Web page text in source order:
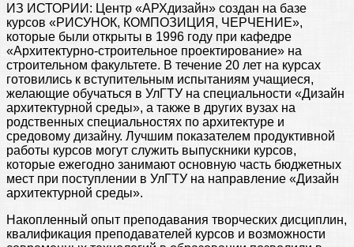
ИЗ ИСТОРИИ: Центр «АРХдизайн» создан на базе
курсов «РИСУНОК, КОМПОЗИЦИЯ, ЧЕРЧЕНИЕ»,
которые были открыты в 1996 году при кафедре
«Архитектурно-строительное проектирование» на
строительном факультете. В течение 20 лет на курсах
готовились к вступительным испытаниям учащиеся,
желающие обучаться в УлГТУ на специальности «Дизайн
архитектурной среды», а также в других вузах на
родственных специальностях по архитектуре и
средовому дизайну. Лучшим показателем продуктивной
работы курсов могут служить выпускники курсов,
которые ежегодно занимают основную часть бюджетных
мест при поступлении в УлГТУ на направление «Дизайн
архитектурной среды».
Накопленный опыт преподавания творческих дисциплин,
квалификация преподавателей курсов и возможности